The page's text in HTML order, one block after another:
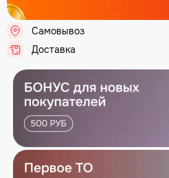
Самовывоз
Доставка